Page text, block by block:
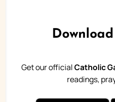
Get our officialCatholic
readings,